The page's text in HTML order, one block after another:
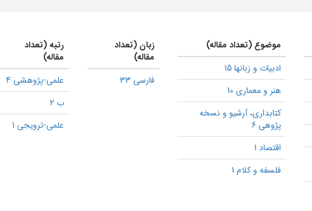
موضوع (تعداد مقاله)
ادبیات و زبانها 15
هنر و معماری 10
كتابداری، آرشیو و نسخه
پژوهی 6
اقتصاد 1
فلسفه و کلام 1
زبان (تعداد
مقاله)
فارسی 33
رتبه (تعداد
مقاله)
علمی-پژوهشی 4
ب 2
علمی-ترویجی 1